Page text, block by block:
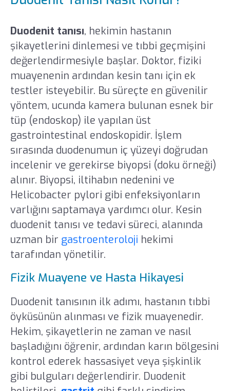
Duodenit tanısı, hekimin hastanın
şikayetlerini dinlemesi ve tıbbi geçmişini
değerlendirmesiyle başlar. Doktor, fiziki
muayenenin ardından kesin tanı için ek
testler isteyebilir. Bu süreçte en güvenilir
yöntem, ucunda kamera bulunan esnek bir
tüp (endoskop) ile yapılan üst
gastrointestinal endoskopidir. İşlem
sırasında duodenumun iç yüzeyi doğrudan
incelenir ve gerekirse biyopsi (doku örneği)
alınır. Biyopsi, iltihabın nedenini ve
Helicobacter pylori gibi enfeksiyonların
varlığını saptamaya yardımcı olur. Kesin
duodenit tanısı ve tedavi süreci, alanında
uzman bir gastroenteroloji hekimi
tarafından yönetilir.
Fizik Muayene ve Hasta Hikayesi
Duodenit tanısının ilk adımı, hastanın tıbbi
öyküsünün alınması ve fizik muayenedir.
Hekim, şikayetlerin ne zaman ve nasıl
başladığını öğrenir, ardından karın bölgesini
kontrol ederek hassasiyet veya şişkinlik
gibi bulguları değerlendirir. Duodenit